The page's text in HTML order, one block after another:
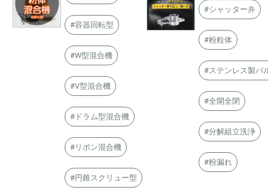
#容器回転型
#W型混合機
#V型混合機
#ドラム型混合機
#リボン混合機
#円錐スクリュー型
#シャッター弁
#粉粒体
#ステンレス製バ
#全開全閉
#分解組立洗浄
#粉漏れ